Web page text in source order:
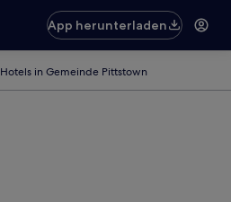
App herunterladen
Hotels in Gemeinde Pittstown